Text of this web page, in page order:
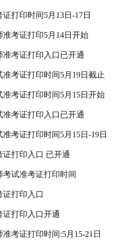
打印时间5月13日-17日
考证打印5月14日开始
准考证打印入口已开通
考证打印时间5月19日截止
考证打印时间5月15日开始
考证打印入口已开通
考证打印时间5月15日-19日
证打印入口 已开通
考试准考证打印时间
证打印入口
证打印入口开通
考证打印时间:5月15-21日